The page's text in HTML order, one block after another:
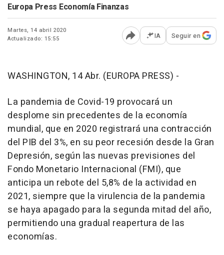
Europa Press Economía Finanzas
Martes, 14 abril 2020
Actualizado: 15:55
Abrir opciones para
IA Seguir en
WASHINGTON, 14 Abr. (EUROPA PRESS) -
La pandemia de Covid-19 provocará un
desplome sin precedentes de la economía
mundial, que en 2020 registrará una contracción
del PIB del 3%, en su peor recesión desde la Gran
Depresión, según las nuevas previsiones del
Fondo Monetario Internacional (FMI), que
anticipa un rebote del 5,8% de la actividad en
2021, siempre que la virulencia de la pandemia
se haya apagado para la segunda mitad del año,
permitiendo una gradual reapertura de las
economías.